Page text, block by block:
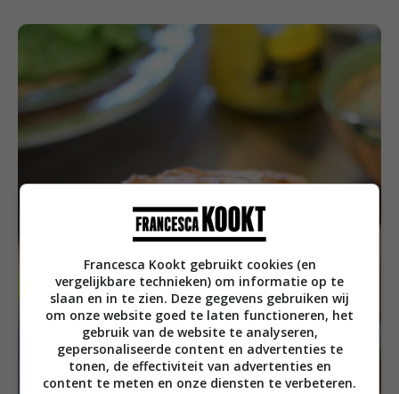
Francesca Kookt gebruikt cookies (en
vergelijkbare technieken) om informatie op te
slaan en in te zien. Deze gegevens gebruiken wij
om onze website goed te laten functioneren, het
gebruik van de website te analyseren,
gepersonaliseerde content en advertenties te
tonen, de effectiviteit van advertenties en
content te meten en onze diensten te verbeteren.